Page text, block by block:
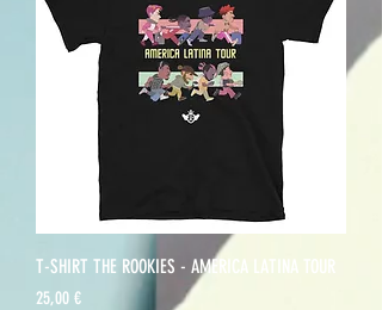
T-SHIRT THE ROOKIES - AMERICA LATINA TOUR
Prix
25,00 €